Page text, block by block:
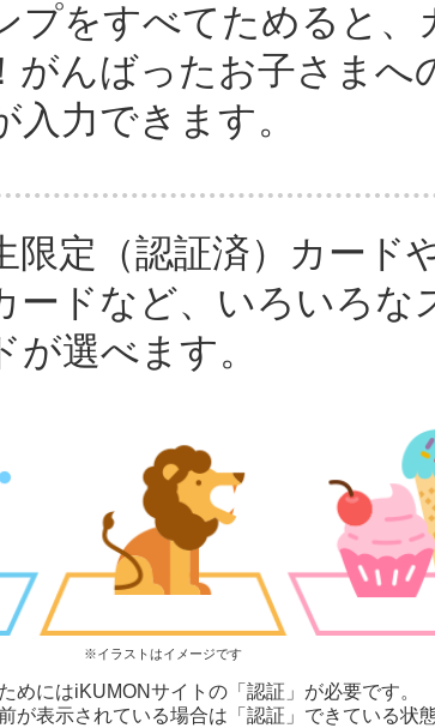
プをすべてためると、
がんばったお子さまへ
入力できます。
限定（認証済）カード
ードなど、いろいろな
が選べます。
※イラストはイメージです
めにはiKUMONサイトの「認証」が必要です。
が表示されている場合は「認証」できている状